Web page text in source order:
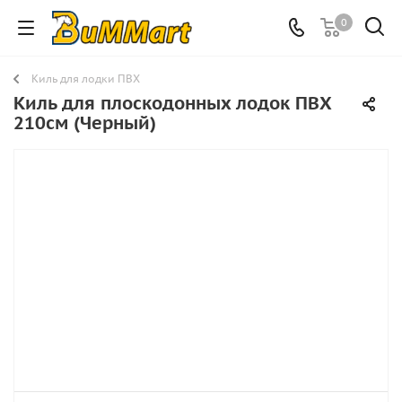
0
Киль для лодки ПВХ
Киль для плоскодонных лодок ПВХ
210см (Черный)